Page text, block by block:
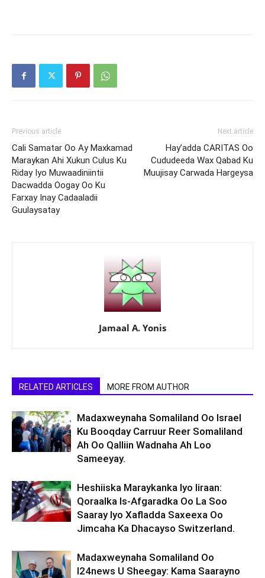
Previous article
Cali Samatar Oo Ay Maxkamad
Maraykan Ahi Xukun Culus Ku
Riday Iyo Muwaadiniintii
Dacwadda Oogay Oo Ku
Farxay Inay Cadaaladii
Guulaysatay
Next article
Hay’adda CARITAS Oo
Cududeeda Wax Qabad Ku
Muujisay Carwada Hargeysa
Jamaal A. Yonis
RELATED ARTICLES MORE FROM AUTHOR
Madaxweynaha Somaliland Oo Israel
Ku Booqday Carruur Reer Somaliland
Ah Oo Qalliin Wadnaha Ah Loo
Sameeyay.
Heshiiska Maraykanka Iyo Iiraan:
Qoraalka Is-Afgaradka Oo La Soo
Saaray Iyo Xafladda Saxeexa Oo
Jimcaha Ka Dhacayso Switzerland.
Madaxweynaha Somaliland Oo
I24news U Sheegay: Kama Saarayno